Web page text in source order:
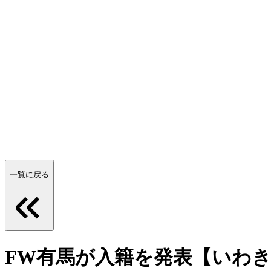
一覧に戻る
FW有馬が入籍を発表【いわ